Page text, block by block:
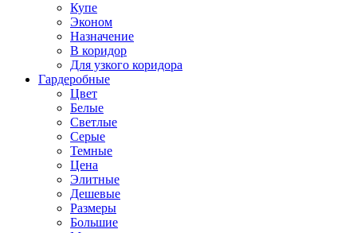
Купе
Эконом
Назначение
В коридор
Для узкого коридора
Гардеробные
Цвет
Белые
Светлые
Серые
Темные
Цена
Элитные
Дешевые
Размеры
Большие